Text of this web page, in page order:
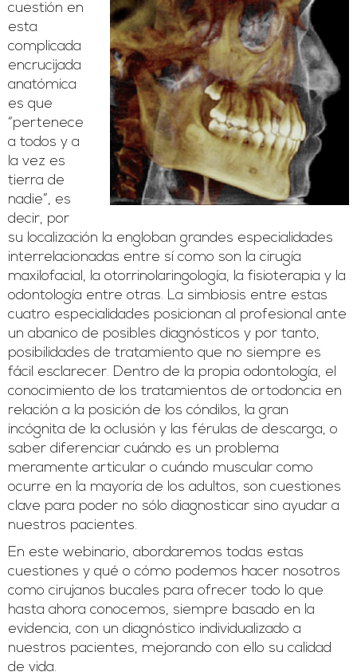
cuestión en
esta
complicada
encrucijada
anatómica
es que
“pertenece
a todos y a
la vez es
tierra de
nadie”, es
decir, por
su localización la engloban grandes especialidades
interrelacionadas entre sí como son la cirugía
maxilofacial, la otorrinolaringología, la fisioterapia y la
odontología entre otras. La simbiosis entre estas
cuatro especialidades posicionan al profesional ante
un abanico de posibles diagnósticos y por tanto,
posibilidades de tratamiento que no siempre es
fácil esclarecer. Dentro de la propia odontología, el
conocimiento de los tratamientos de ortodoncia en
relación a la posición de los cóndilos, la gran
incógnita de la oclusión y las férulas de descarga, o
saber diferenciar cuándo es un problema
meramente articular o cuándo muscular como
ocurre en la mayoría de los adultos, son cuestiones
clave para poder no sólo diagnosticar sino ayudar a
nuestros pacientes.
En este webinario, abordaremos todas estas
cuestiones y qué o cómo podemos hacer nosotros
como cirujanos bucales para ofrecer todo lo que
hasta ahora conocemos, siempre basado en la
evidencia, con un diagnóstico individualizado a
nuestros pacientes, mejorando con ello su calidad
de vida.